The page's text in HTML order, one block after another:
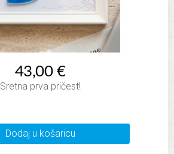
43,00 €
Sretna prva pričest!
Dodaj u košaricu